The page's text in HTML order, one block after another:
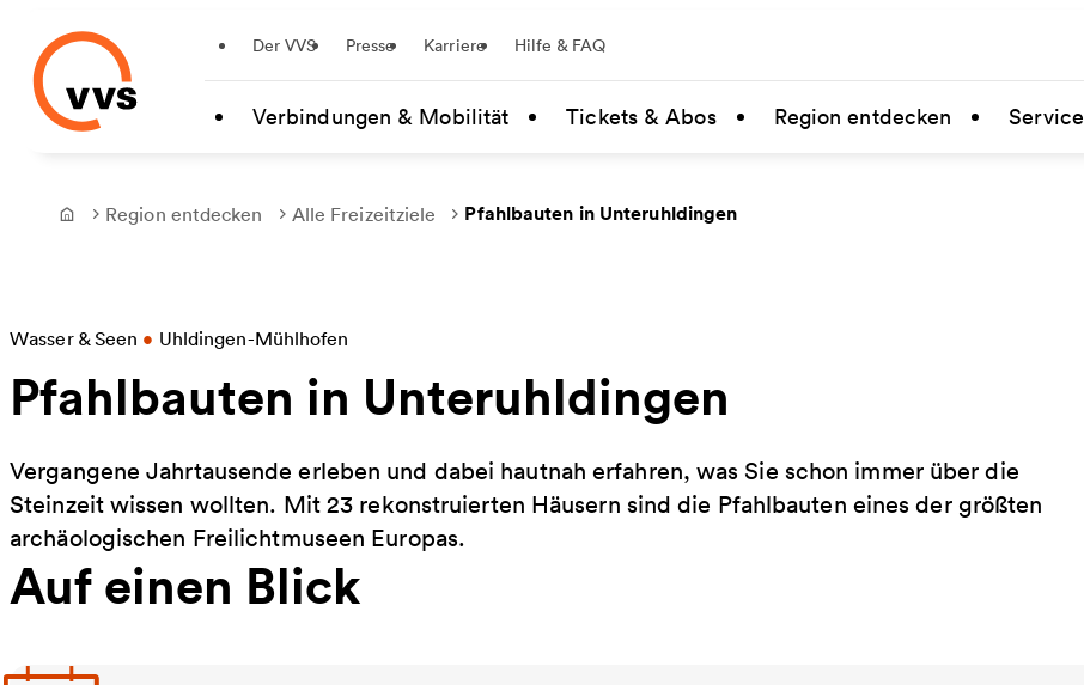
Zum Hauptinhalt springen
Der VVS Presse Karriere Hilfe & FAQ
Verbindungen & Mobilität Tickets & Abos Region entdecken Service
Frontpage
Region entdecken Alle Freizeitziele Pfahlbauten in Unteruhldingen
Wasser & Seen • Uhldingen-Mühlhofen
Pfahlbauten in Unteruhldingen
Vergangene Jahrtausende erleben und dabei hautnah erfahren, was Sie schon immer über die
Steinzeit wissen wollten. Mit 23 rekonstruierten Häusern sind die Pfahlbauten eines der größten
archäologischen Freilichtmuseen Europas.
Auf einen Blick